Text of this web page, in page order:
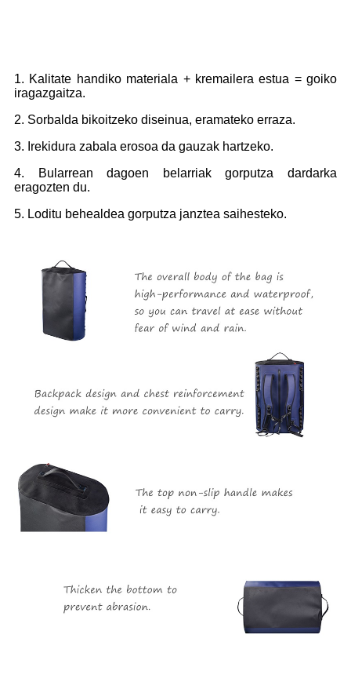
1. Kalitate handiko materiala + kremailera estua = goiko
iragazgaitza.
2. Sorbalda bikoitzeko diseinua, eramateko erraza.
3. Irekidura zabala erosoa da gauzak hartzeko.
4. Bularrean dagoen belarriak gorputza dardarka
eragozten du.
5. Loditu behealdea gorputza janztea saihesteko.